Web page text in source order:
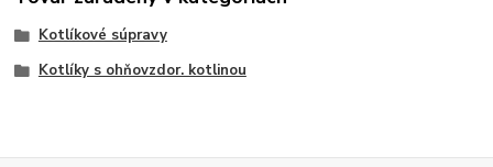
Kotlíkové súpravy
Kotlíky s ohňovzdor. kotlinou